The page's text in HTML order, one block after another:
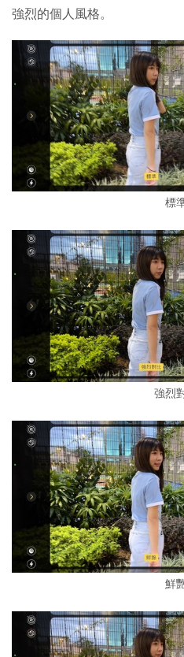
強烈的個人風格。
標
強烈
鮮